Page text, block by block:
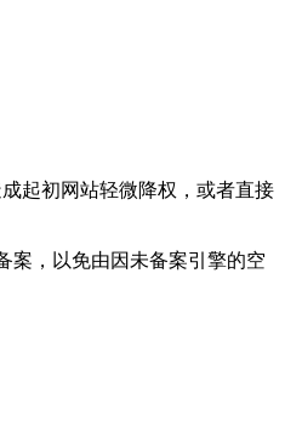
起初网站轻微降权，或者直接
案，以免由因未备案引擎的空